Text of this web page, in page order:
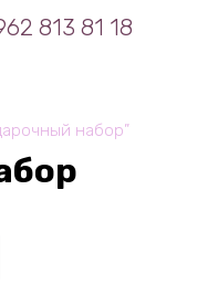
813 81 18
набор”